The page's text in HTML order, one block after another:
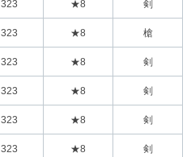
323 ★8 剣
323 ★8 槍
323 ★8 剣
323 ★8 剣
323 ★8 剣
323 ★8 剣